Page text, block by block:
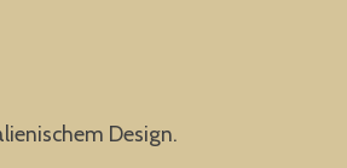
Design.